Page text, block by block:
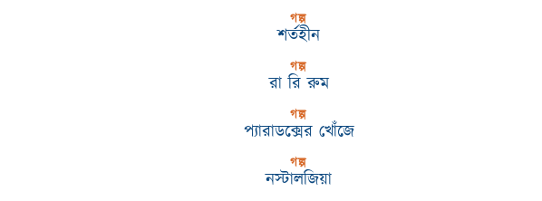
গল্প
শর্তহীন
গল্প
রা রি রুম
গল্প
প্যারাডক্সের খোঁজে
গল্প
নস্টালজিয়া